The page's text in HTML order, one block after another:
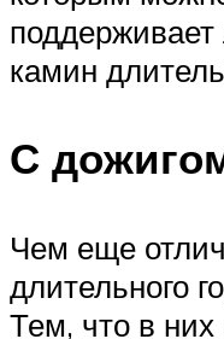
камин
С
Чем еще
длительного
Тем, что в